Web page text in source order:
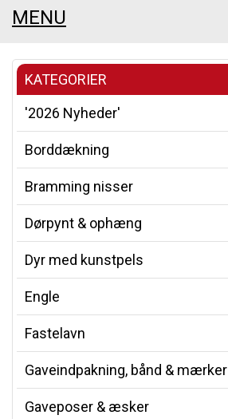
MENU
KATEGORIER
'2026 Nyheder'
Borddækning
Bramming nisser
Dørpynt & ophæng
Dyr med kunstpels
Engle
Fastelavn
Gaveindpakning, bånd & mærker
Gaveposer & æsker